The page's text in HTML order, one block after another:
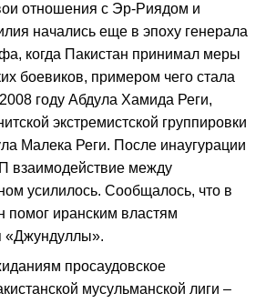
отношения с Эр-Риядом и
начались еще в эпоху генерала
когда Пакистан принимал меры
боевиков, примером чего стала
году Абдула Хамида Реги,
экстремистской группировки
Малека Реги. После инаугурации
взаимодействие между
усилилось. Сообщалось, что в
помог иранским властям
«Джундуллы».
просаудовское
мусульманской лиги –